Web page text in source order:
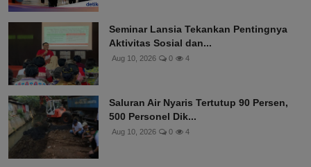
Seminar Lansia Tekankan Pentingnya
Aktivitas Sosial dan...
Aug 10, 2026 0 4
Saluran Air Nyaris Tertutup 90 Persen,
500 Personel Dik...
Aug 10, 2026 0 4